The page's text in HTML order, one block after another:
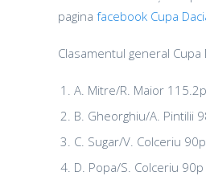
pagina facebook Cupa
Clasamentul general Cupa
A. Mitre/R. Maior 115.2p
B. Gheorghiu/A. Pintilii
C. Sugar/V. Colceriu 90p
D. Popa/S. Colceriu 90p